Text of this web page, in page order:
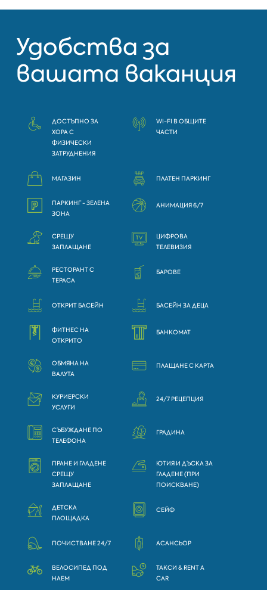
Удобства за
вашата ваканция
ДОСТЪПНО ЗА
ХОРА С
ФИЗИЧЕСКИ
ЗАТРУДНЕНИЯ
WI-FI В ОБЩИТЕ
ЧАСТИ
МАГАЗИН ПЛАТЕН ПАРКИНГ
ПАРКИНГ - ЗЕЛЕНА
ЗОНА
АНИМАЦИЯ 6/7
СРЕЩУ
ЗАПЛАЩАНЕ
ЦИФРОВА
ТЕЛЕВИЗИЯ
РЕСТОРАНТ С
ТЕРАСА
БАРОВЕ
ОТКРИТ БАСЕЙН БАСЕЙН ЗА ДЕЦА
ФИТНЕС НА
ОТКРИТО
БАНКОМАТ
ОБМЯНА НА
ВАЛУТА
ПЛАЩАНЕ С КАРТА
КУРИЕРСКИ
УСЛУГИ
24/7 РЕЦЕПЦИЯ
СЪБУЖДАНЕ ПО
ТЕЛЕФОНА
ГРАДИНА
ПРАНЕ И ГЛАДЕНЕ
СРЕЩУ
ЗАПЛАЩАНЕ
ЮТИЯ И ДЪСКА ЗА
ГЛАДЕНЕ (ПРИ
ПОИСКВАНЕ)
ДЕТСКА
ПЛОЩАДКА
СЕЙФ
ПОЧИСТВАНЕ 24/7 АСАНСЬОР
ВЕЛОСИПЕД ПОД
НАЕМ
ТАКСИ & RENT A
CAR